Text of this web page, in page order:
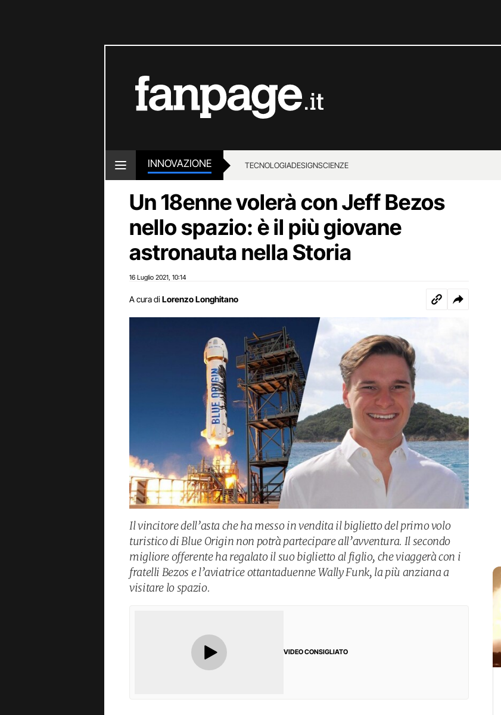
INNOVAZIONE TECNOLOGIADESIGNSCIENZE
Un 18enne volerà con Jeff Bezos
nello spazio: è il più giovane
astronauta nella Storia
16 Luglio 2021 10:14
A cura di Lorenzo Longhitano
Il vincitore dell’asta che ha messo in vendita il biglietto del primo volo
turistico di Blue Origin non potrà partecipare all’avventura. Il secondo
migliore offerente ha regalato il suo biglietto al figlio, che viaggerà con i
fratelli Bezos e l’aviatrice ottantaduenne Wally Funk, la più anziana a
visitare lo spazio.
VIDEO CONSIGLIATO